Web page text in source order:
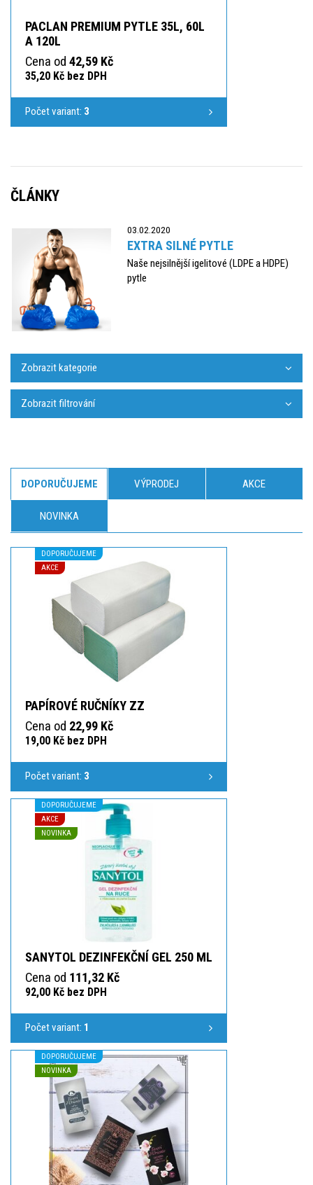
PACLAN PREMIUM PYTLE 35L, 60L
A 120L
Cena od 42,59 Kč
35,20 Kč bez DPH
Počet variant: 3
ČLÁNKY
03.02.2020
EXTRA SILNÉ PYTLE
Naše nejsilnější igelitové (LDPE a HDPE)
pytle
Zobrazit kategorie
Zobrazit filtrování
DOPORUČUJEME VÝPRODEJ AKCE
NOVINKA
DOPORUČUJEME
AKCE
PAPÍROVÉ RUČNÍKY ZZ
Cena od 22,99 Kč
19,00 Kč bez DPH
Počet variant: 3
DOPORUČUJEME
AKCE
NOVINKA
SANYTOL DEZINFEKČNÍ GEL 250 ML
Cena od 111,32 Kč
92,00 Kč bez DPH
Počet variant: 1
DOPORUČUJEME
NOVINKA